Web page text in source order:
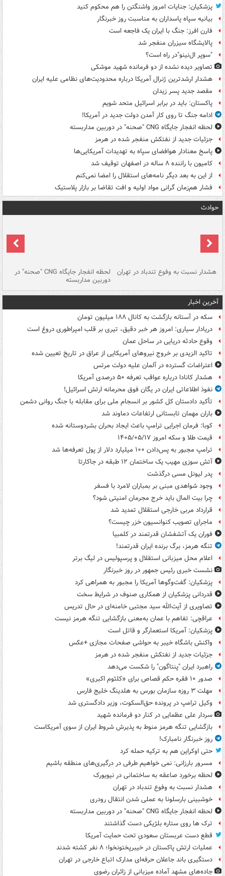
پزشکیان: جنایات امروز واشنگتن را هم محکوم کنید
بیانیه سپاه پاسداران به مناسبت روز خبرنگار
فارن افرز: جنگ با ایران یک فاجعه است
پالایشگاه سیزران منفجر شد
"سوپر ال‌نینو"در راه است؟
تصاویر دیده‌ نشده از دو فرمانده شهید موشکی
هشدار ارشدترین ژنرال آمریکا درباره محدودیت‌های نظامی علیه ایران
مقصد جدید پسر زیدان
پاکستان: باید در برابر اسرائیل متحد شویم
ادامه جنگ تا روی کار آمدن دولت جدید در آمریکا!
لحظه انفجار جایگاه CNG "صحنه" در دوربین مداربسته
جزئیات جدید از نفتکش منفجر شده در هرمز
پاسخ معنادار هوافضای سپاه به تهدیدات آمریکایی‌ها
کامیون با راننده ۸ ساله در اصفهان توقیف شد
از این به بعد دیگر نامه‌های استقلال را امضا نمی‌کنم
فشار هم‌زمان گرانی مواد اولیه و افت تقاضا بر بازار پلاستیک
حوادث
هشدار نسبت به وفوع تندباد در تهران لحظه انفجار جایگاه CNG "صحنه" در
دوربین مداربسته
آخرین اخبار
سکه در آستانه بازگشت به کانال ۱۸۸ میلیون تومان
دریادار سیاری: امروز هر خبر دقیق، تیری بر قلب امپراطوری دروغ است
وقوع حادثه دریایی در ساحل عمان
تاکید الزیدی بر خروج نیروهای آمریکایی از عراق در تاریخ تعیین شده
اعتراضات گسترده در آلمان علیه دولت مرتس
هشدار کانادا درباره عواقب تعرفه ۵۰ درصدی آمریکا
نفوذ اطلاعاتی ایران در یگان فوق محرمانه ارتش اسرائیل!
تأکید دادستان کل کشور بر انسجام ملی برای مقابله با جنگ روانی دشمن
باران مهمان تابستانی ارتفاعات دماوند شد
کوبا: فرمان اجرایی ترامپ باعث ایجاد بحران بشردوستانه شده
قیمت طلا و سکه امروز ۱۴۰۵/۰۵/۱۷
ترامپ مجبور به پس‌دادن ۱۰۰ میلیارد دلار از پول تعرفه‌ها شد
آتش سوزی مهیب یک ساختمان ۱۲ طبقه در جاکارتا
پدر لیونل مسی درگذشت
وجود شواهدی مبنی بر بمباران لامرد با فسفر
چرا بیت المال باید خرج مجرمان امنیتی شود؟
قرارداد مربی خارجی استقلال تمدید شد
ماجرای تصویب کنوانسیون خزر چیست؟
فوران یک آتشفشان قدرتمند در کلمبیا
تنگه هرمز، برگ برنده ایران قدرتمند!
اعلام محل میزبانی استقلال و پرسپولیس در لیگ برتر
نشست خبری رئیس جمهور در روز خبرنگار
پزشکیان: گفت‌وگوها آمریکا را مجبور به همراهی کرد
قدردانی پزشکیان از همکاری صنوف در شرایط سخت
تصاویری از آیت‌الله سید مجتبی خامنه‌ای در حال تدریس
عراقچی: تفاهم با عمان به‌معنی بازگشایی تنگه هرمز نیست
پزشکیان: آمریکا استعمارگر و قاتل است
واکنش باشگاه خیبر به حواشی صفحات مجازی +عکس
جزئیات جدید از نفتکش منفجر شده در هرمز
راهبرد ایران "پنتاگون" را شکست می‌دهد
صدور ۱۰ فقره حکم قصاص برای «کلثوم اکبری»
مهلت ۳ روزه سازمان بورس به هلدینگ خلیج فارس
وکیل ترامپ در پرونده حق‌السکوت، وزیر دادگستری شد
سردار علی عظمایی در کنار دو فرمانده شهید
بازگشایی تنگه هرمز منوط به پذیرش شروط ایران از سوی آمریکاست
روز خبرنگار نامبارک!
حتی اوکراین هم به ترکیه حمله کرد
مسرور بارزانی: نمی خواهیم طرفی در درگیری‌های منطقه باشیم
لحظه برخورد صاعقه به ساختمانی در نیویورک
هشدار نسبت به وفوع تندباد در تهران
خوشبینی بارسلونا به عملی شدن انتقال رودری
لحظه انفجار جایگاه CNG "صحنه" در دوربین مداربسته
ترک ها روی ستاره بلژیکی دست گذاشتند
قطع دست عربستان سعودیِ تحت حمایت آمریکا
عملیات ارتش پاکستان در خیبرپختونخوا؛ ۸ نفر کشته شدند
دستگیری باند جاعلان حرفه‌ای مدارک اتباع خارجی در تهران
جاده‌های مشهد آماده میزبانی از زائران رضوی